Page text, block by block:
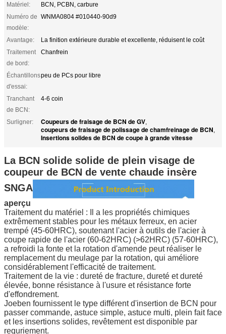
Matériel:
BCN, PCBN, carbure
Numéro de
modèle:
WNMA0804 #010440-90d9
Avantage:
La finition extérieure durable et excellente, réduisent le coût
Traitement
de bord:
Chanfrein
Échantillons
d'essai:
peu de PCs pour libre
Tranchant
de BCN:
4-6 coin
Surligner: Coupeurs de fraisage de BCN de GV,
coupeurs de fraisage de polissage de chamfreinage de BCN,
Insertions solides de BCN de coupe à grande vitesse
La BCN solide solide de plein visage de
coupeur de BCN de vente chaude insère
SNGA
aperçu
Traitement du matériel : Il a les propriétés chimiques
extrêmement stables pour les métaux ferreux, en acier
trempé (45-60HRC), soutenant l'acier à outils de l'acier à
coupe rapide de l'acier (60-62HRC) (>62HRC) (57-60HRC),
a refroidi la fonte et la rotation d'amende peut réaliser le
remplacement du meulage par la rotation, qui améliore
considérablement l'efficacité de traitement.
Traitement de la vie : dureté de fracture, dureté et dureté
élevée, bonne résistance à l'usure et résistance forte
d'effondrement.
Joeben fournissent le type différent d'insertion de BCN pour
passer commande, astuce simple, astuce multi, plein fait face
et les insertions solides, revêtement est disponible par
requriement.